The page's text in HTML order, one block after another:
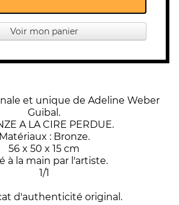
Voir mon panier
et unique de Adeline Weber
Guibal.
A LA CIRE PERDUE.
Matériaux : Bronze.
56 x 50 x 15 cm
à la main par l'artiste.
1/1
d'authenticité original.